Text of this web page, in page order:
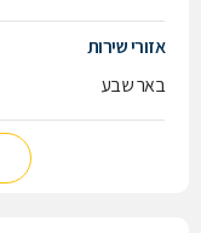
אזורי שירות
באר שבע